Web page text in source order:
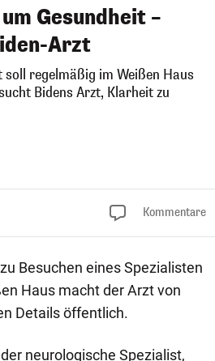
Gesundheit –
Arzt
regelmäßig im Weißen Haus
Bidens Arzt, Klarheit zu
Kommentare
Besuchen eines Spezialisten
Haus macht der Arzt von
Details öffentlich.
neurologische Spezialist,